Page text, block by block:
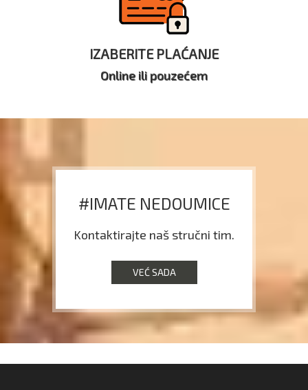
IZABERITE PLAĆANJE
Online ili pouzećem
#IMATE NEDOUMICE
Kontaktirajte naš stručni tim.
VEĆ SADA